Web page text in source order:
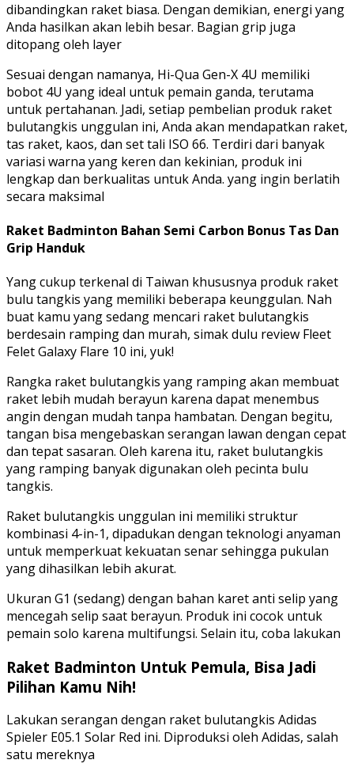
dibandingkan raket biasa. Dengan demikian, energi yang
Anda hasilkan akan lebih besar. Bagian grip juga
ditopang oleh layer
Sesuai dengan namanya, Hi-Qua Gen-X 4U memiliki
bobot 4U yang ideal untuk pemain ganda, terutama
untuk pertahanan. Jadi, setiap pembelian produk raket
bulutangkis unggulan ini, Anda akan mendapatkan raket,
tas raket, kaos, dan set tali ISO 66. Terdiri dari banyak
variasi warna yang keren dan kekinian, produk ini
lengkap dan berkualitas untuk Anda. yang ingin berlatih
secara maksimal
Raket Badminton Bahan Semi Carbon Bonus Tas Dan
Grip Handuk
Yang cukup terkenal di Taiwan khususnya produk raket
bulu tangkis yang memiliki beberapa keunggulan. Nah
buat kamu yang sedang mencari raket bulutangkis
berdesain ramping dan murah, simak dulu review Fleet
Felet Galaxy Flare 10 ini, yuk!
Rangka raket bulutangkis yang ramping akan membuat
raket lebih mudah berayun karena dapat menembus
angin dengan mudah tanpa hambatan. Dengan begitu,
tangan bisa mengebaskan serangan lawan dengan cepat
dan tepat sasaran. Oleh karena itu, raket bulutangkis
yang ramping banyak digunakan oleh pecinta bulu
tangkis.
Raket bulutangkis unggulan ini memiliki struktur
kombinasi 4-in-1, dipadukan dengan teknologi anyaman
untuk memperkuat kekuatan senar sehingga pukulan
yang dihasilkan lebih akurat.
Ukuran G1 (sedang) dengan bahan karet anti selip yang
mencegah selip saat berayun. Produk ini cocok untuk
pemain solo karena multifungsi. Selain itu, coba lakukan
Raket Badminton Untuk Pemula, Bisa Jadi
Pilihan Kamu Nih!
Lakukan serangan dengan raket bulutangkis Adidas
Spieler E05.1 Solar Red ini. Diproduksi oleh Adidas, salah
satu mereknya